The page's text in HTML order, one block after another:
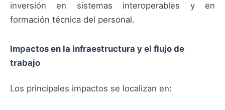
inversión en sistemas interoperables y en
formación técnica del personal.
Impactos en la infraestructura y el flujo de
trabajo
Los principales impactos se localizan en: